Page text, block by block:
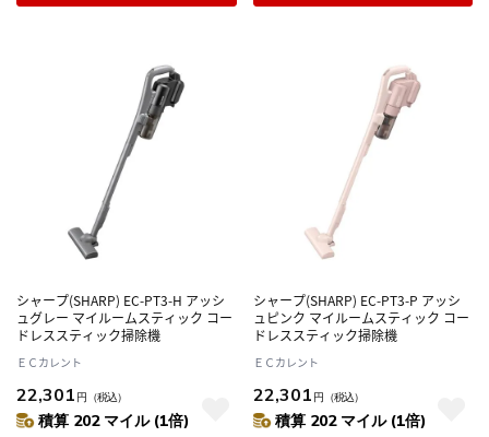
シャープ(SHARP) EC-PT3-H アッシ
ュグレー マイルームスティック コー
ドレススティック掃除機
ＥＣカレント
22,301 円 （税込）
積算 202 マイル (1倍)
シャープ(SHARP) EC-PT3-P アッシ
ュピンク マイルームスティック コー
ドレススティック掃除機
ＥＣカレント
22,301 円 （税込）
積算 202 マイル (1倍)